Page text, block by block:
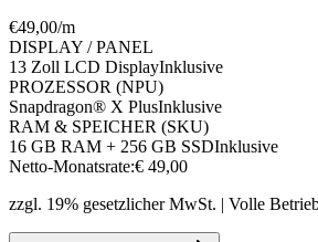
€49,00/m
DISPLAY / PANEL
13 Zoll LCD DisplayInklusive
PROZESSOR (NPU)
Snapdragon® X PlusInklusive
RAM & SPEICHER (SKU)
16 GB RAM + 256 GB SSDInklusive
Netto-Monatsrate:€ 49,00
zzgl. 19% gesetzlicher MwSt. | Volle